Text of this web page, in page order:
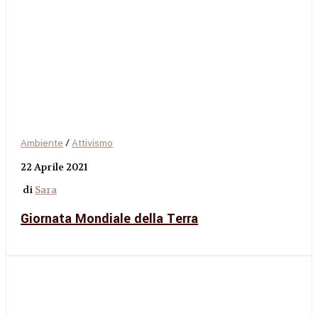
Ambiente /Attivismo
22 Aprile 2021
di Sara
Giornata Mondiale della Terra